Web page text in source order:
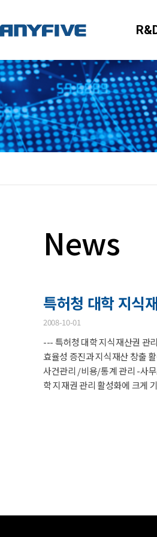
News
특허청 대학 지식
2008-10-01
--- 특허청 대학 지식재산권 관
효율성 증진과 지식재산 창출
사건관리 /비용/통계 관리 -사
학 지재권 관리 활성화에 크게